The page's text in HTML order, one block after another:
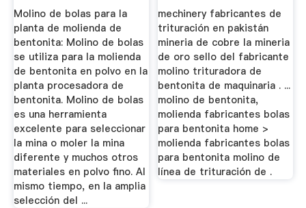
Pelotas ...
Molino de bolas para la
planta de molienda de
bentonita: Molino de bolas
se utiliza para la molienda
de bentonita en polvo en la
planta procesadora de
bentonita. Molino de bolas
es una herramienta
excelente para seleccionar
la mina o moler la mina
diferente y muchos otros
materiales en polvo fino. Al
mismo tiempo, en la amplia
selección del ...
mechinery fabricantes de
trituración en pakistán
mineria de cobre la mineria
de oro sello del fabricante
molino trituradora de
bentonita de maquinaria . ...
molino de bentonita,
molienda fabricantes bolas
para bentonita home >
molienda fabricantes bolas
para bentonita molino de
línea de trituración de .